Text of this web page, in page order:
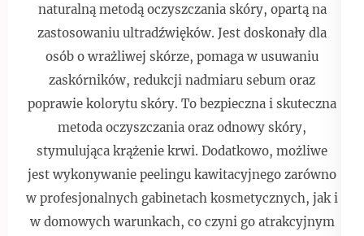
naturalną metodą oczyszczania skóry, opartą na
zastosowaniu ultradźwięków. Jest doskonały dla
osób o wrażliwej skórze, pomaga w usuwaniu
zaskórników, redukcji nadmiaru sebum oraz
poprawie kolorytu skóry. To bezpieczna i skuteczna
metoda oczyszczania oraz odnowy skóry,
stymulująca krążenie krwi. Dodatkowo, możliwe
jest wykonywanie peelingu kawitacyjnego zarówno
w profesjonalnych gabinetach kosmetycznych, jak i
w domowych warunkach, co czyni go atrakcyjnym